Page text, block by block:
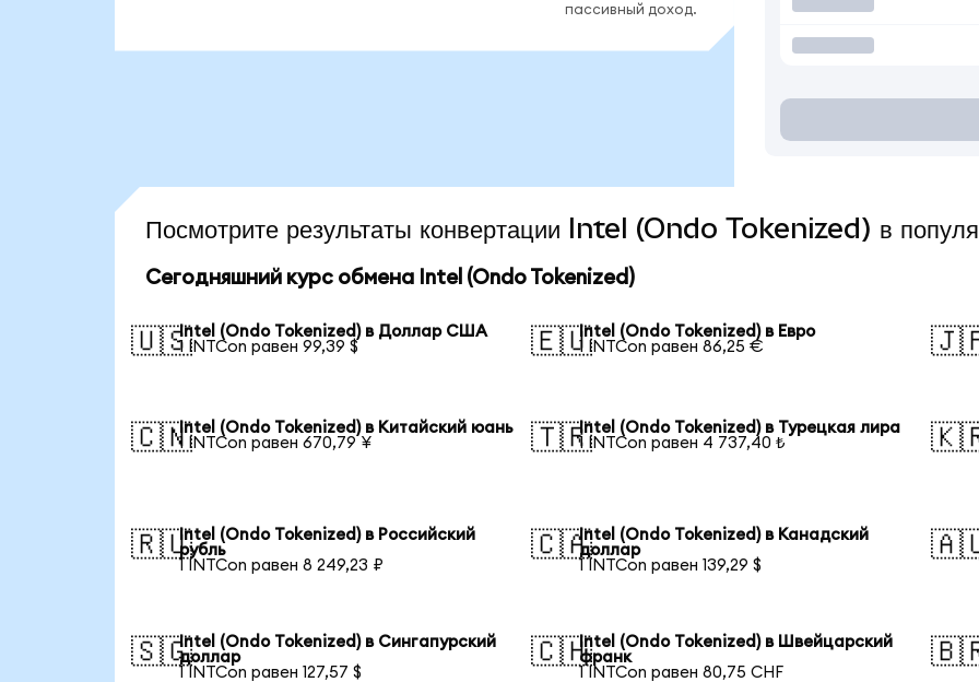
пассивный доход.
Посмотрите результаты конвертации Intel (Ondo Tokenized) в
Сегодняшний курс обмена Intel (Ondo Tokenized)
🇺🇸Intel (Ondo Tokenized) в Доллар США
1 INTCon равен 99,39 $
🇪🇺Intel (Ondo Tokenized) в Евро
1 INTCon равен 86,25 €
🇨🇳Intel (Ondo Tokenized) в Китайский юань
1 INTCon равен 670,79 ¥
🇹🇷Intel (Ondo Tokenized) в Турецкая лира
1 INTCon равен 4 737,40 ₺
🇷🇺Intel (Ondo Tokenized) в Российский
рубль
1 INTCon равен 8 249,23 ₽
🇨🇦Intel (Ondo Tokenized) в Канадский
доллар
1 INTCon равен 139,29 $
🇸🇬Intel (Ondo Tokenized) в Сингапурский
доллар
1 INTCon равен 127,57 $
🇨🇭Intel (Ondo Tokenized) в Швейцарский
франк
1 INTCon равен 80,75 CHF